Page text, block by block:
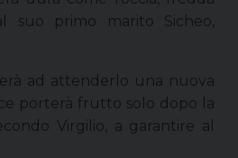
suo primo marito Sicheo,
ad attenderlo una nuova
porterà frutto solo dopo la
Virgilio, a garantire al